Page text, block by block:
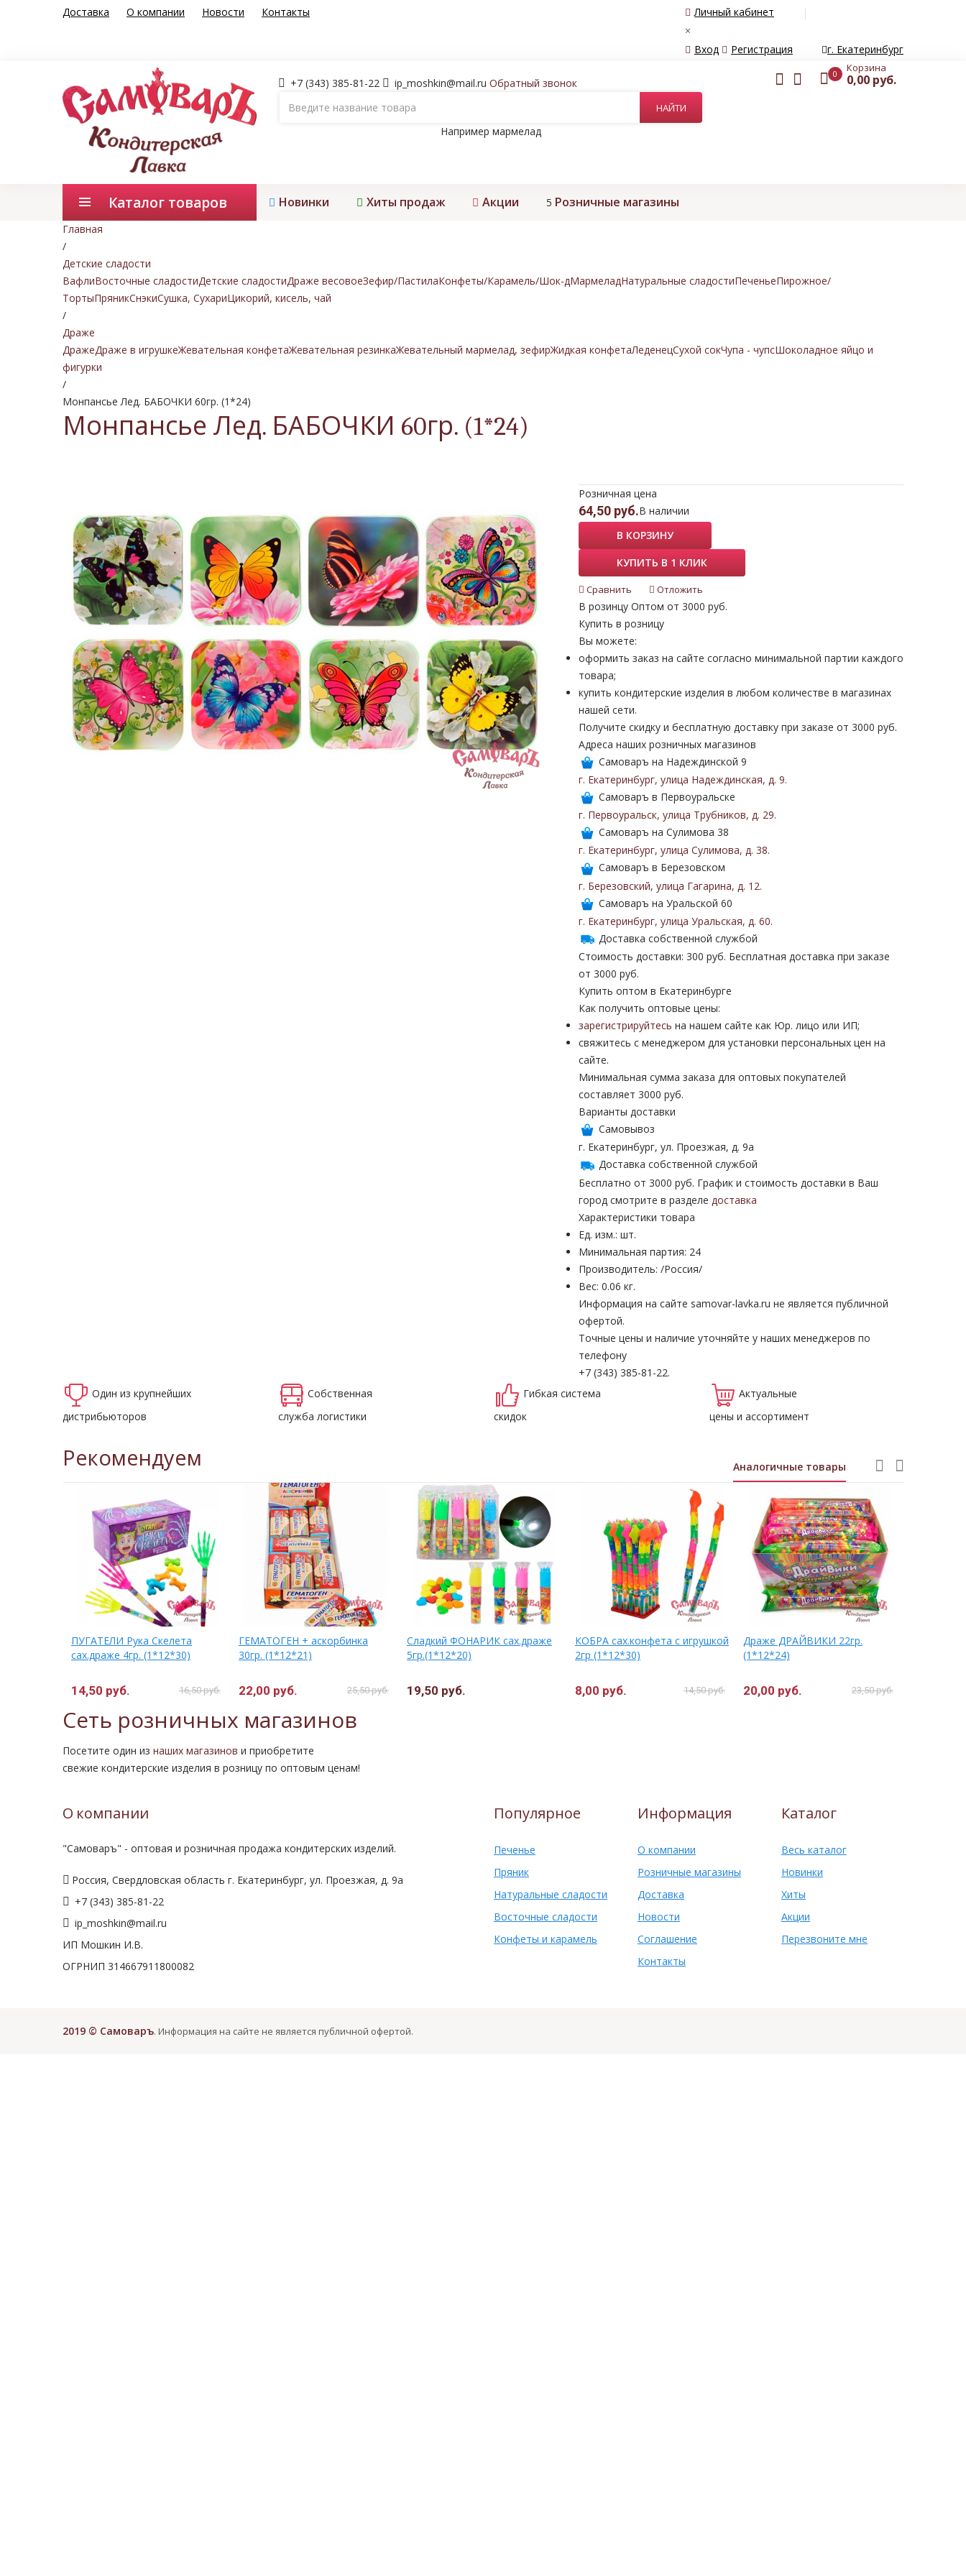
Доставка О компании Новости Контакты
Личный кабинет
×
Вход
Регистрация г. Екатеринбург
+7 (343) 385-81-22 ip_moshkin@mail.ru Обратный звонок
Например мармелад
0 Корзина
0,00 руб.
Каталог товаров Новинки Хиты продаж Акции 5 Розничные магазины
Главная
/
Детские сладости
ВафлиВосточные сладостиДетские сладостиДраже весовоеЗефир/ПастилаКонфеты/Карамель/Шок-дМармеладНатуральные сладостиПеченьеПирожное/
ТортыПряникСнэкиСушка, СухариЦикорий, кисель, чай
/
Драже
ДражеДраже в игрушкеЖевательная конфетаЖевательная резинкаЖевательный мармелад, зефирЖидкая конфетаЛеденецСухой сокЧупа - чупсШоколадное яйцо и
фигурки
/
Монпансье Лед. БАБОЧКИ 60гр. (1*24)
Монпансье Лед. БАБОЧКИ 60гр. (1*24)
Розничная цена
64,50 руб.В наличии
В КОРЗИНУ
КУПИТЬ В 1 КЛИК
Сравнить Отложить
В розинцу Оптом от 3000 руб.
Купить в розницу
Вы можете:
оформить заказ на сайте согласно минимальной партии каждого
товара;
купить кондитерские изделия в любом количестве в магазинах
нашей сети.
Получите скидку и бесплатную доставку при заказе от 3000 руб.
Адреса наших розничных магазинов
Самоваръ на Надеждинской 9
г. Екатеринбург, улица Надеждинская, д. 9.
Самоваръ в Первоуральске
г. Первоуральск, улица Трубников, д. 29.
Самоваръ на Сулимова 38
г. Екатеринбург, улица Сулимова, д. 38.
Самоваръ в Березовском
г. Березовский, улица Гагарина, д. 12.
Самоваръ на Уральской 60
г. Екатеринбург, улица Уральская, д. 60.
Доставка собственной службой
Стоимость доставки: 300 руб. Бесплатная доставка при заказе
от 3000 руб.
Купить оптом в Екатеринбурге
Как получить оптовые цены:
зарегистрируйтесь на нашем сайте как Юр. лицо или ИП;
свяжитесь с менеджером для установки персональных цен на
сайте.
Минимальная сумма заказа для оптовых покупателей
составляет 3000 руб.
Варианты доставки
Самовывоз
г. Екатеринбург, ул. Проезжая, д. 9а
Доставка собственной службой
Бесплатно от 3000 руб. График и стоимость доставки в Ваш
город смотрите в разделе доставка
Характеристики товара
Ед. изм.: шт.
Минимальная партия: 24
Производитель: /Россия/
Вес: 0.06 кг.
Информация на сайте samovar-lavka.ru не является публичной
офертой.
Точные цены и наличие уточняйте у наших менеджеров по
телефону
+7 (343) 385-81-22.
Один из крупнейших
дистрибьюторов
Собственная
служба логистики
Гибкая система
скидок
Актуальные
цены и ассортимент
Рекомендуем Аналогичные товары
ПУГАТЕЛИ Рука Скелета
сах.драже 4гр. (1*12*30)
14,50 руб. 16,50 руб.
ГЕМАТОГЕН + аскорбинка
30гр. (1*12*21)
22,00 руб. 25,50 руб.
Сладкий ФОНАРИК сах.драже
5гр.(1*12*20)
19,50 руб.
КОБРА сах.конфета с игрушкой
2гр (1*12*30)
8,00 руб. 14,50 руб.
Драже ДРАЙВИКИ 22гр.
(1*12*24)
20,00 руб. 23,50 руб.
Сеть розничных магазинов
Посетите один из наших магазинов и приобретите
свежие кондитерские изделия в розницу по оптовым ценам!
О компании
"Самоваръ" - оптовая и розничная продажа кондитерских изделий.
Россия, Свердловская область г. Екатеринбург, ул. Проезжая, д. 9а
+7 (343) 385-81-22
ip_moshkin@mail.ru
ИП Мошкин И.В.
ОГРНИП 314667911800082
Популярное
Печенье
Пряник
Натуральные сладости
Восточные сладости
Конфеты и карамель
Информация
О компании
Розничные магазины
Доставка
Новости
Соглашение
Контакты
Каталог
Весь каталог
Новинки
Хиты
Акции
Перезвоните мне
2019 © Самоваръ. Информация на сайте не является публичной офертой.